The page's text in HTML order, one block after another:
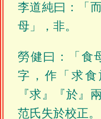
李道純曰：「
母」，非。
勞健曰：「食
字，作「求
『求』『於』
范氏失於校正。